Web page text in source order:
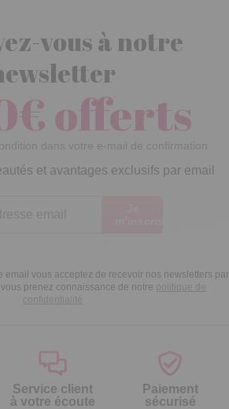
vous à notre
offerts
dans votre e-mail de confirmation
et avantages exclusifs par email
email vous acceptez de recevoir nos newsletters par
prenez connaissance de notre politique de
confidentialité
Service client
à votre écoute
Paiement
sécurisé